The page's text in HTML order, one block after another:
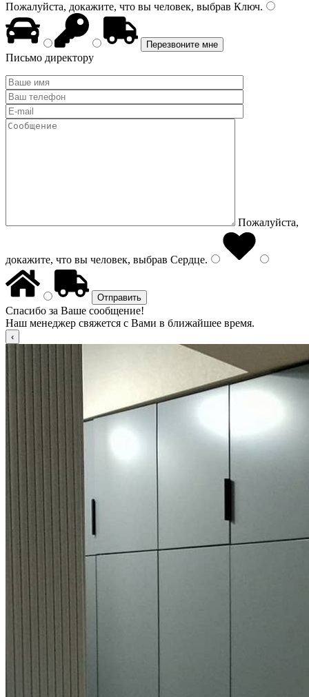
Пожалуйста, докажите, что вы человек, выбрав Ключ.
Письмо директору
Пожалуйста,
докажите, что вы человек, выбрав Сердце.
Спасибо за Ваше сообщение!
Наш менеджер свяжется с Вами в ближайшее время.